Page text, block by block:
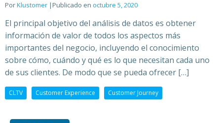
PorKlustomer |Publicado en octubre 5, 2020
El principal objetivo del análisis de datos es obtener
información de valor de todos los aspectos más
importantes del negocio, incluyendo el conocimiento
sobre cómo, cuándo y qué es lo que necesitan cada uno
de sus clientes. De modo que se pueda ofrecer […]
CLTV Customer Experience Customer Journey